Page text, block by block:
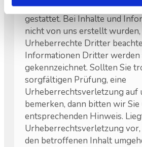
nicht für den kommerziellen
gestattet. Bei Inhalte und
nicht von uns erstellt
Urheberrechte Dritter
Informationen Dritter werden
gekennzeichnet. Sollten Sie
sorgfältigen Prüfung, eine
Urheberrechtsverletzung auf
bemerken, dann bitten wir Sie
entsprechenden Hinweis.
Urheberrechtsverletzung
den betroffenen Inhalt